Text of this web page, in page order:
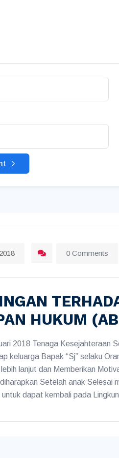
0 Comments
HUKUM
2018 Tenaga Kesejahteraan
keluarga Bapak “Sj” selaku
lanjut dan Memberikan
Setelah anak Selesai
untuk dapat kembali pada